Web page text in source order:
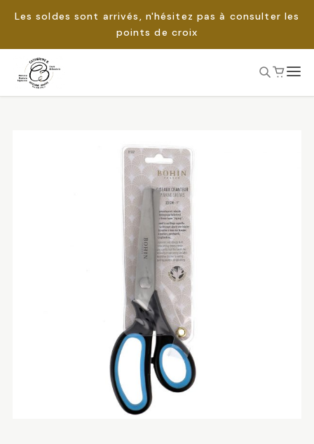
Les soldes sont arrivés, n'hésitez pas à consulter les
points de croix
Passer